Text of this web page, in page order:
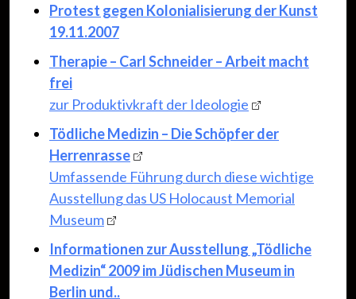
Protest gegen Kolonialisierung der Kunst
19.11.2007
Therapie – Carl Schneider – Arbeit macht
frei
zur Produktivkraft der Ideologie
Tödliche Medizin – Die Schöpfer der
Herrenrasse
Umfassende Führung durch diese wichtige
Ausstellung das US Holocaust Memorial
Museum
Informationen zur Ausstellung „Tödliche
Medizin“ 2009 im Jüdischen Museum in
Berlin und..